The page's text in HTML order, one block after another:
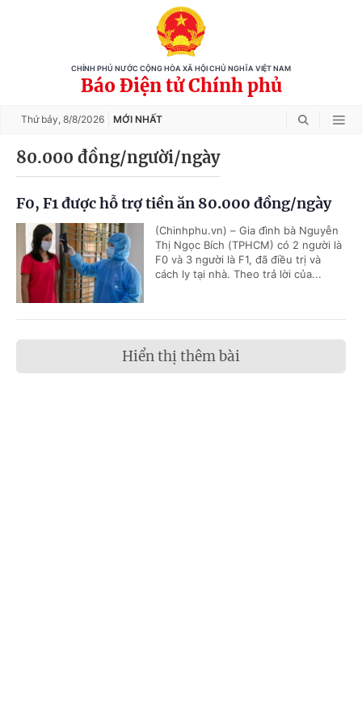
CHÍNH PHỦ NƯỚC CỘNG HÒA XÃ HỘI CHỦ NGHĨA VIỆT NAM
Báo Điện tử Chính phủ
Thứ bảy, 8/8/2026 MỚI NHẤT
80.000 đồng/người/ngày
F0, F1 được hỗ trợ tiền ăn 80.000 đồng/ngày
(Chinhphu.vn) – Gia đình bà Nguyễn
Thị Ngọc Bích (TPHCM) có 2 người là
F0 và 3 người là F1, đã điều trị và
cách ly tại nhà. Theo trả lời của...
Hiển thị thêm bài